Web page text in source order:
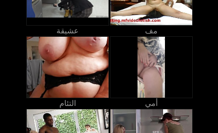
عشيقة مف
التئام أمي